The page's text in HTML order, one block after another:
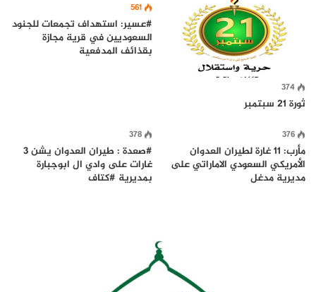
374
ثورة 21 سبتمبر
561
#عسير: استهداف تجمعات للجنود
السعوديين في قرية مجازة
بقذائف المدفعية
376
مأرب: 11 غارة لطيران العدوان
الأمريكي السعودي الاماراتي على
مديرية مدغل
378
#صعدة : طيران العدوان يشن 3
غارات على وادي ال ابوجبارة
بمديرية #كتاف